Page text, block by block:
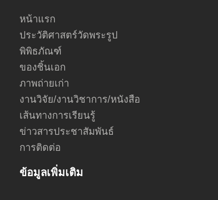
หน้าแรก
ประวัติศาสตร์วัดพระรูป
พิพิธภัณฑ์
ของชิ้นเอก
ภาพถ่ายเก่า
งานวิจัย/งานวิชาการ/หนังสือ
เส้นทางการเรียนรู้
ข่าวสารประชาสัมพันธ์
การติดต่อ
ข้อมูลเพิ่มเติม